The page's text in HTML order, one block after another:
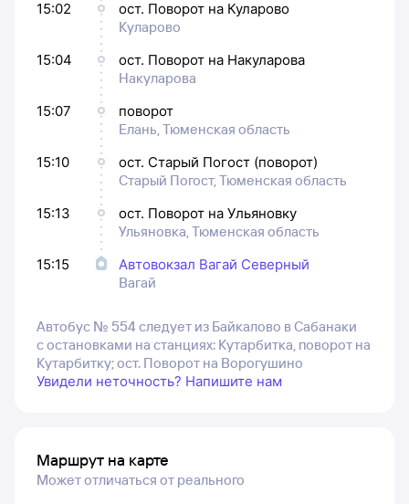
15:02
ост. Поворот на Куларово
Куларово
15:04
ост. Поворот на Накуларова
Накуларова
15:07
поворот
Елань, Тюменская область
15:10
ост. Старый Погост (поворот)
Старый Погост, Тюменская область
15:13
ост. Поворот на Ульяновку
Ульяновка, Тюменская область
15:15
Автовокзал Вагай Северный
Вагай
Автобус № 554 следует из Байкалово в Сабанаки
с остановками на станциях: Кутарбитка, поворот на
Кутарбитку; ост. Поворот на Ворогушино
Увидели неточность? Напишите нам
Маршрут на карте
Может отличаться от реального